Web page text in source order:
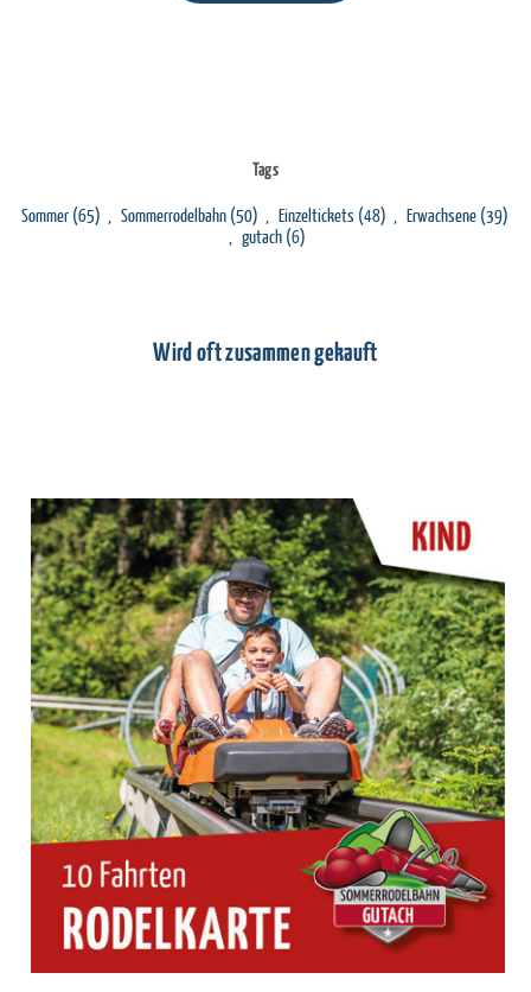
Tags
Sommer (65) Sommerrodelbahn (50) Einzeltickets (48) Erwachsene (39)
gutach (6)
Wird oft zusammen gekauft